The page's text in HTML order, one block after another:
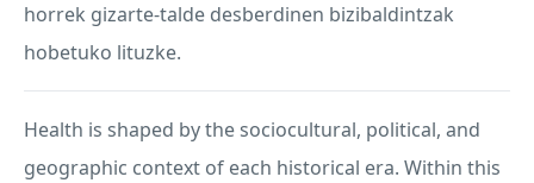
horrek gizarte-talde desberdinen bizibaldintzak
hobetuko lituzke.
Health is shaped by the sociocultural, political, and
geographic context of each historical era. Within this